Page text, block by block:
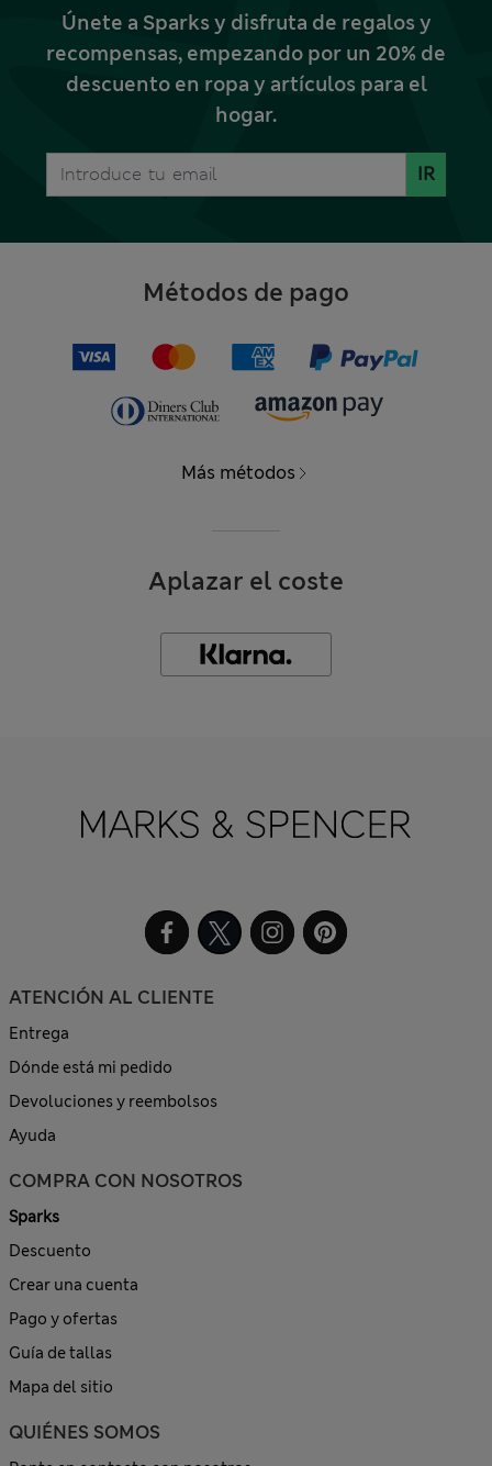
Únete a Sparks y disfruta de regalos y
recompensas, empezando por un 20% de
descuento en ropa y artículos para el
hogar.
IR
Métodos de pago
Más métodos
Aplazar el coste
ATENCIÓN AL CLIENTE
Entrega
Dónde está mi pedido
Devoluciones y reembolsos
Ayuda
COMPRA CON NOSOTROS
Sparks
Descuento
Crear una cuenta
Pago y ofertas
Guía de tallas
Mapa del sitio
QUIÉNES SOMOS